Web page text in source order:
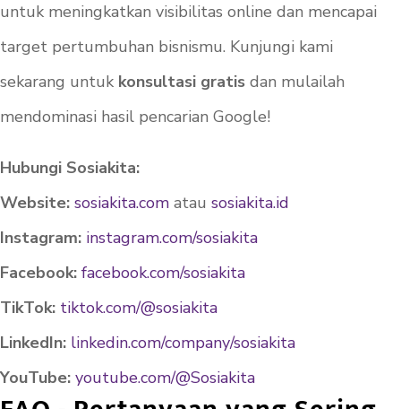
untuk meningkatkan visibilitas online dan mencapai
target pertumbuhan bisnismu. Kunjungi kami
sekarang untuk konsultasi gratis dan mulailah
mendominasi hasil pencarian Google!
Hubungi Sosiakita:
Website: sosiakita.com atau sosiakita.id
Instagram: instagram.com/sosiakita
Facebook: facebook.com/sosiakita
TikTok: tiktok.com/@sosiakita
LinkedIn: linkedin.com/company/sosiakita
YouTube: youtube.com/@Sosiakita